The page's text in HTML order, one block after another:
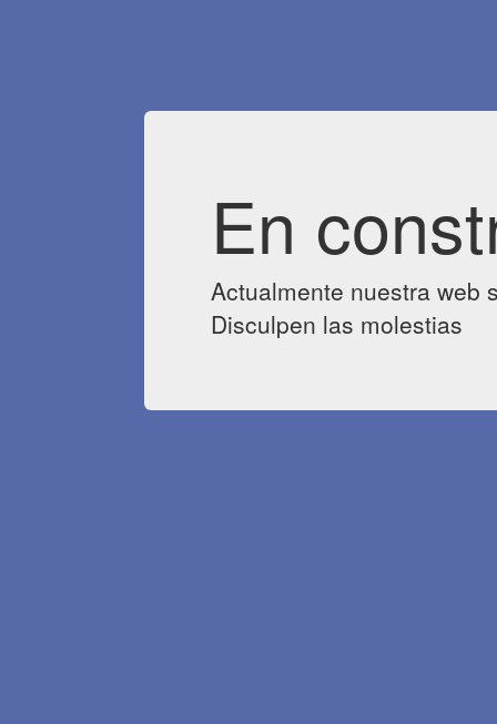
En
Actualmente nuestra web
Disculpen las molestias